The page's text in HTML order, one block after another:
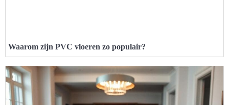
Waarom zijn PVC vloeren zo populair?